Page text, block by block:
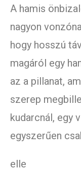
A hamis
nagyon
hogy hosszú
magáról egy
az a pillanat,
szerep
kudarcnál, egy
egyszerűen
elle